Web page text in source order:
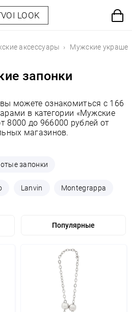
LOOK
аксессуары Мужские
запонки
вы можете ознакомиться с 166
в категории «Мужские
8000 до 966000 рублей от
магазинов.
запонки
Lanvin Montegrappa